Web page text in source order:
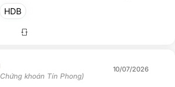
đêm từ mức 12.5% về mức 9%. Hành
trạng căng thẳng cung tiền trong nền
và chính phủ cần những biện pháp để
như nâng hạng thị trường tài chính. Những
khách hàng đang quan tâm là: - Dòng t
HDB
khoán Tín Phong)
10/07/2026